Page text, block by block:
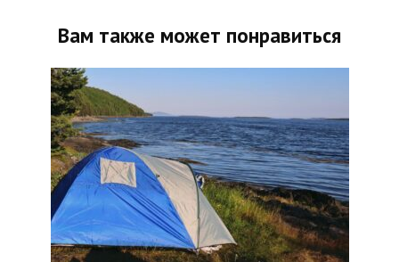
Вам также может понравиться